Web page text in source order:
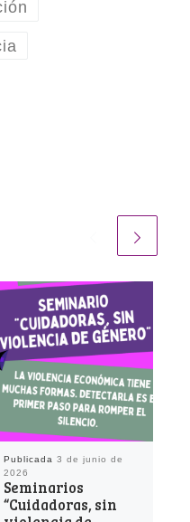
Publicada 3 de junio de
2026
Seminarios
“Cuidadoras, sin